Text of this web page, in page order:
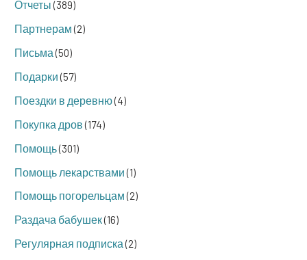
Отчеты(389)
Партнерам(2)
Письма(50)
Подарки(57)
Поездки в деревню(4)
Покупка дров(174)
Помощь(301)
Помощь лекарствами(1)
Помощь погорельцам(2)
Раздача бабушек(16)
Регулярная подписка(2)